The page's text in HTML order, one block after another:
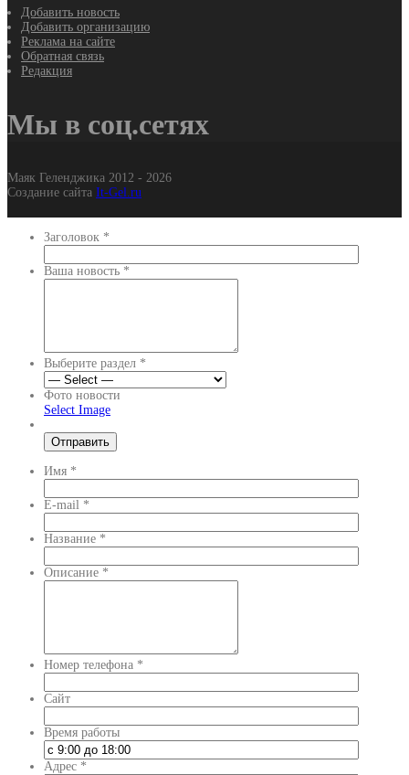
Добавить новость
Добавить организацию
Реклама на сайте
Обратная связь
Редакция
Мы в соц.сетях
Маяк Геленджика 2012 - 2026
Создание сайта It-Gel.ru
Заголовок *
Ваша новость *
Выберите раздел *
Фото новости
Select Image
Имя *
E-mail *
Название *
Описание *
Номер телефона *
Сайт
Время работы
Адрес *